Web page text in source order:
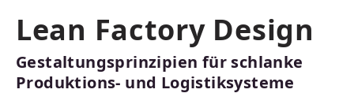
Lean Factory Design
Gestaltungsprinzipien für schlanke
Produktions- und Logistiksysteme